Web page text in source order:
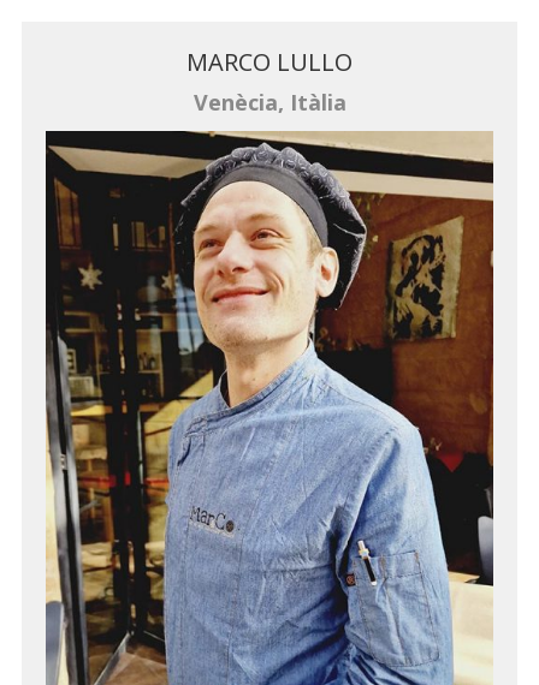
MARCO LULLO
Venècia, Itàlia